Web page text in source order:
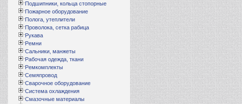
Подшипники, кольца стопорные
Пожарное оборудование
Полога, утеплители
Проволока, сетка рабица
Рукава
Ремни
Сальники, манжеты
Рабочая одежда, ткани
Ремкомплекты
Семяпровод
Сварочное оборудование
Система охлаждения
Смазочные материалы